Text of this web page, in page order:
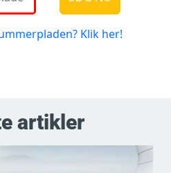
artikler